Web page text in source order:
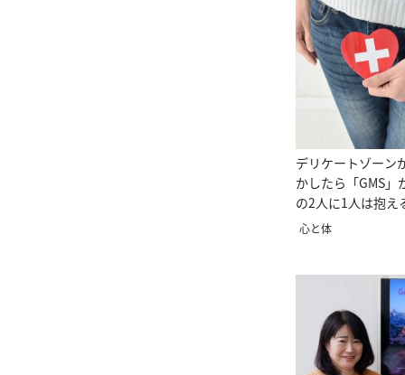
デリケートゾー
かしたら「GMS」
の2人に1人は抱え
心と体